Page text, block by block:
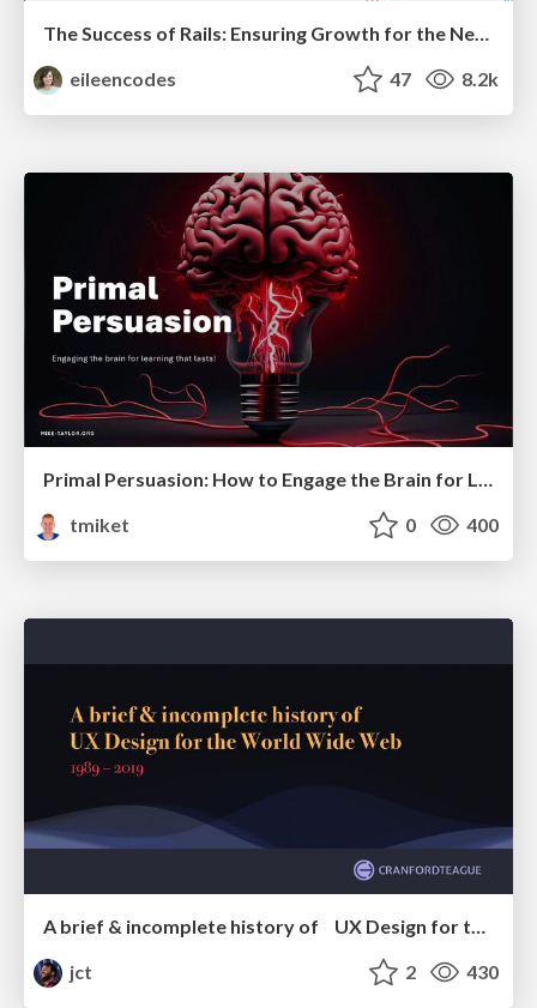
The Success of Rails: Ensuring Growth for the Next 100 Years
eileencodes
47 8.2k
Primal Persuasion: How to Engage the Brain for Learning That Lasts
tmiket
0 400
A brief & incomplete history of UX Design for the World Wide Web: 1989–2019
jct
2 430